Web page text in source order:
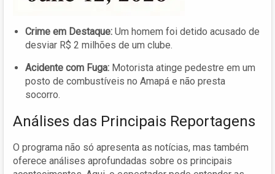
Crime em Destaque: Um homem foi detido acusado de
desviar R$ 2 milhões de um clube.
Acidente com Fuga: Motorista atinge pedestre em um
posto de combustíveis no Amapá e não presta
socorro.
Análises das Principais Reportagens
O programa não só apresenta as notícias, mas também
oferece análises aprofundadas sobre os principais